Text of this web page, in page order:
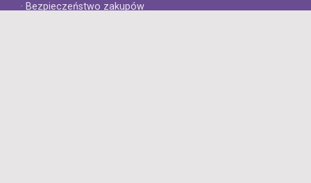
· Bezpieczeństwo zakupów